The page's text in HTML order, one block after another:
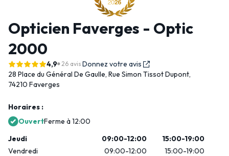
Opticien Faverges - Optic
2000
4,9 26 avis Donnez votre avis
28 Place du Général De Gaulle, Rue Simon Tissot Dupont,
74210 Faverges
Horaires :
OuvertFerme à 12:00
Jeudi
09:00-12:00
15:00-19:00
Vendredi
09:00-12:00
15:00-19:00